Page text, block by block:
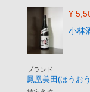
¥
小林
ブランド
鳳凰美田(ほうお